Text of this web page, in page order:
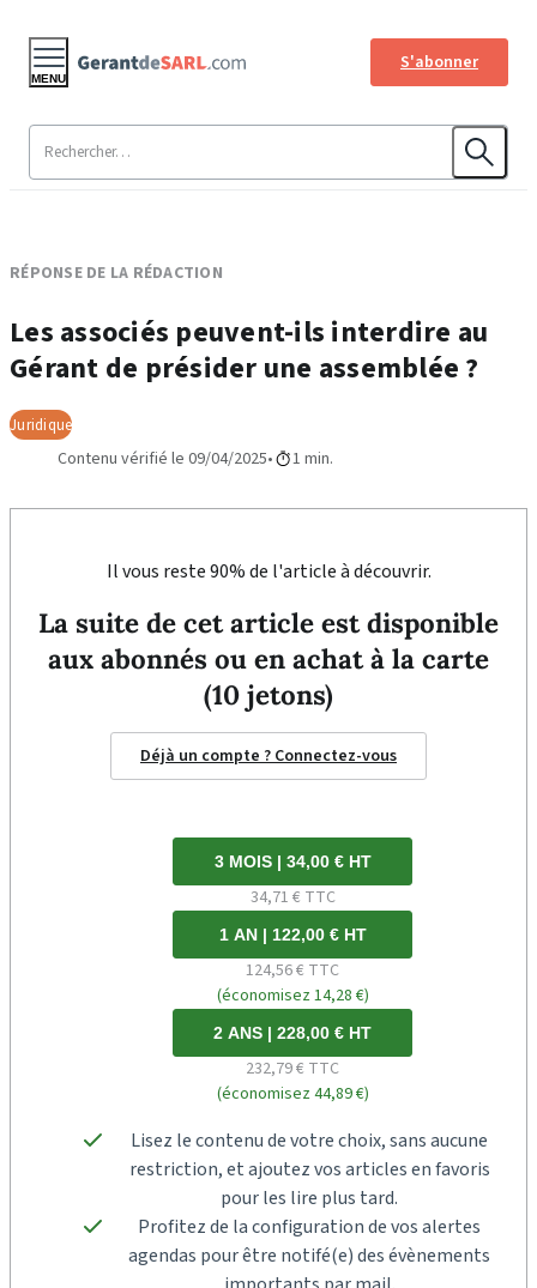
S'abonner
MENU
RÉPONSE DE LA RÉDACTION
Les associés peuvent-ils interdire au
Gérant de présider une assemblée ?
Juridique
Contenu vérifié le 09/04/2025 1 min.
Il vous reste 90% de l'article à découvrir.
La suite de cet article est disponible
aux abonnés ou en achat à la carte
(10 jetons)
Déjà un compte ? Connectez-vous
3 MOIS | 34,00 € HT
34,71 € TTC
1 AN | 122,00 € HT
124,56 € TTC
(économisez 14,28 €)
2 ANS | 228,00 € HT
232,79 € TTC
(économisez 44,89 €)
Lisez le contenu de votre choix, sans aucune
restriction, et ajoutez vos articles en favoris
pour les lire plus tard.
Profitez de la configuration de vos alertes
agendas pour être notifé(e) des évènements